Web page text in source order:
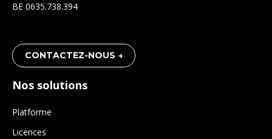
BE 0635.738.394
CONTACTEZ-NOUS →
Nos solutions
Platforme
Licences